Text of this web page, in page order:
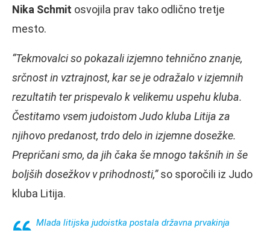
Nika Schmit osvojila prav tako odlično tretje
mesto.
“Tekmovalci so pokazali izjemno tehnično znanje,
srčnost in vztrajnost, kar se je odražalo v izjemnih
rezultatih ter prispevalo k velikemu uspehu kluba.
Čestitamo vsem judoistom Judo kluba Litija za
njihovo predanost, trdo delo in izjemne dosežke.
Prepričani smo, da jih čaka še mnogo takšnih in še
boljših dosežkov v prihodnosti,”so sporočili iz Judo
kluba Litija.
Mlada litijska judoistka postala državna prvakinja